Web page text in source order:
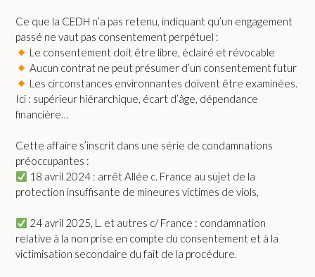
Ce que la CEDH n’a pas retenu, indiquant qu’un engagement
passé ne vaut pas consentement perpétuel :
Le consentement doit être libre, éclairé et révocable
Aucun contrat ne peut présumer d’un consentement futur
Les circonstances environnantes doivent être examinées.
Ici : supérieur hiérarchique, écart d’âge, dépendance
financière…
Cette affaire s’inscrit dans une série de condamnations
préoccupantes :
18 avril 2024 : arrêt Allée c. France au sujet de la
protection insuffisante de mineures victimes de viols,
24 avril 2025, L. et autres c/ France : condamnation
relative à la non prise en compte du consentement et à la
victimisation secondaire du fait de la procédure.